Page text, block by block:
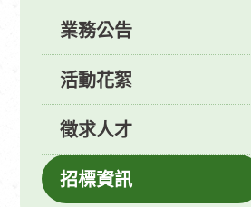
業務公告
活動花絮
徵求人才
招標資訊